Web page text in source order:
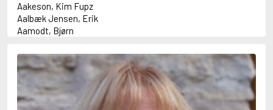
Aakeson, Kim Fupz
Aalbæk Jensen, Erik
Aamodt, Bjørn
Abbey, Kieran
Abbot, Anthony
Abbott, John
Abbott, Megan
Abdel-Fattah, Randa